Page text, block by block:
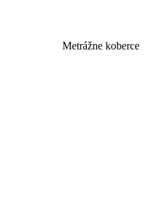
Metrážne koberce